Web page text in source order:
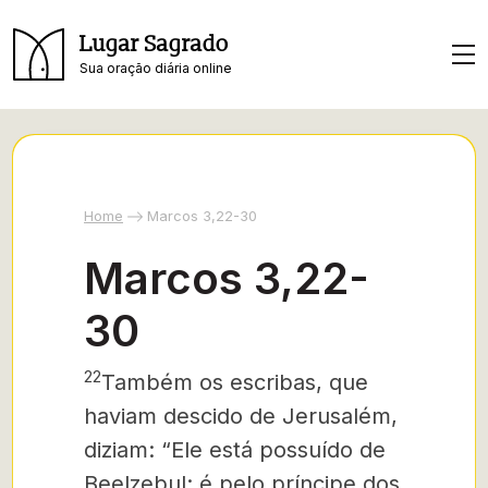
Lugar Sagrado
Sua oração diária online
Home Marcos 3,22-30
Marcos 3,22-
30
22Também os escribas, que
haviam descido de Jerusalém,
diziam: “Ele está possuído de